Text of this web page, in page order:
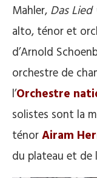
Mahler, Das
alto, ténor et
d’Arnold
orchestre de
l’Orchestre
solistes sont la
ténorAiram
du plateau et de